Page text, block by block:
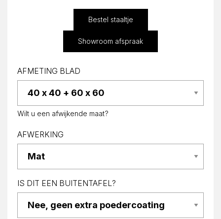
Bestel staaltje
Showroom afspraak
AFMETING BLAD
Wilt u een afwijkende maat?
AFWERKING
IS DIT EEN BUITENTAFEL?